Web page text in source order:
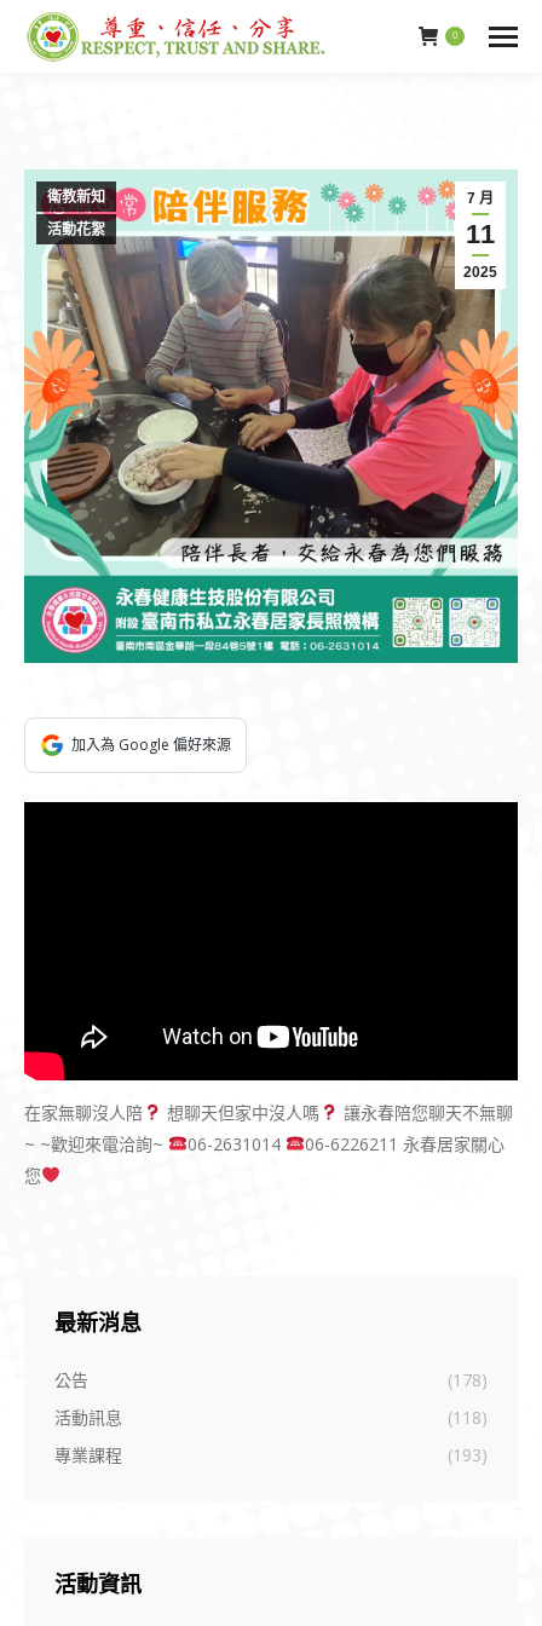
0
7 月
11
2025
衛教新知
活動花絮
加入為 Google 偏好來源
在家無聊沒人陪 想聊天但家中沒人嗎
讓永春陪您聊天不無聊
~ ~歡迎來電洽詢~
06-2631014
06-6226211 永春居家關心
您
最新消息
公告
(178)
活動訊息
(118)
專業課程
(193)
活動資訊